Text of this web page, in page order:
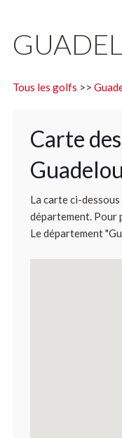
Tous les golfs >>
Carte
La carte ci-
département. Pour
Le département